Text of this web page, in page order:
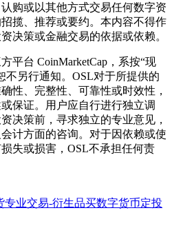
购或以其他方式交易任何数字资
揽、推荐或要约。本内容不得作
决策或金融交易的依据或依赖。
平台 CoinMarketCap，系按“现
不另行通知。OSL对于所提供的
性、完整性、可靠性或时效性，
保证。用户应自行进行独立调
决策前，寻求独立的专业意见，
计方面的咨询。对于因依赖或使
失或损害，OSL不承担任何责
专业交易-衍生品买数字货币定投